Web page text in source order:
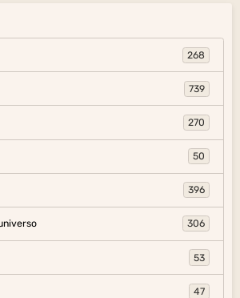
268
739
270
50
396
306
53
47